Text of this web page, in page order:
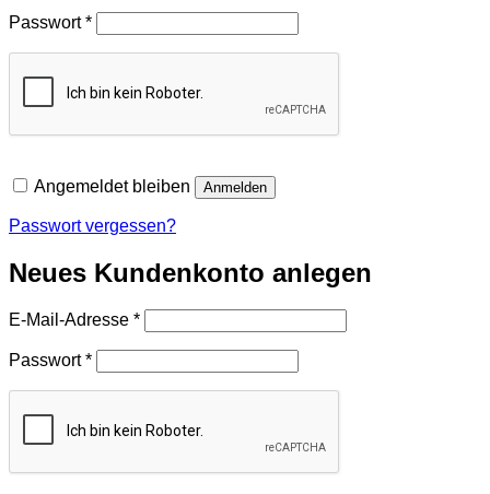
Passwort*Erforderlich
Angemeldet bleiben Anmelden
Passwort vergessen?
Neues Kundenkonto anlegen
E-Mail-Adresse *Erforderlich
Passwort*Erforderlich